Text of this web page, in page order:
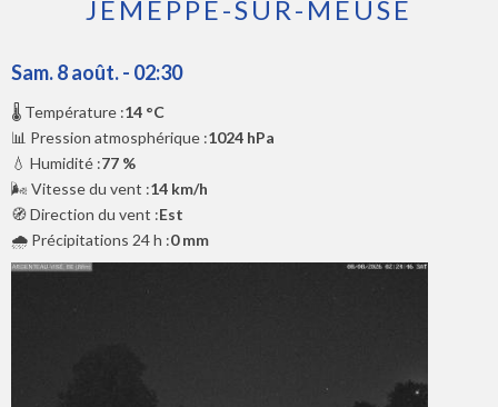
JEMEPPE-SUR-MEUSE
Sam. 8 août. - 02:30
🌡️ Température :14 °C
📊 Pression atmosphérique :1024 hPa
💧 Humidité :77 %
🌬️ Vitesse du vent :14 km/h
🧭 Direction du vent :Est
🌧️ Précipitations 24 h :0 mm